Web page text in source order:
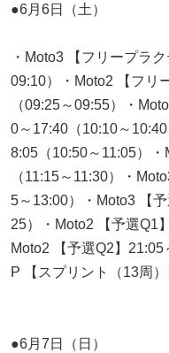
●6月6日（土）
・Moto3 【フリープラ
09:10）・Moto2 【フリ
（09:25～09:55）・
0～17:40（10:10～
8:05（10:50～11:05）
（11:15～11:30）・
5～13:00）・Moto3 【
25）・Moto2 【予選Q1
Moto2 【予選Q2】
P 【スプリント（13周）
●6月7日（日）